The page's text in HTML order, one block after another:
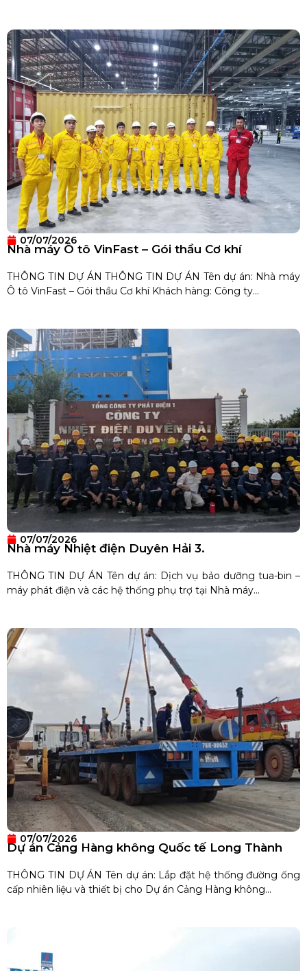
07/07/2026
Nhà máy Ô tô VinFast – Gói thầu Cơ khí
THÔNG TIN DỰ ÁN THÔNG TIN DỰ ÁN Tên dự án: Nhà máy
Ô tô VinFast – Gói thầu Cơ khí Khách hàng: Công ty...
07/07/2026
Nhà máy Nhiệt điện Duyên Hải 3.
THÔNG TIN DỰ ÁN Tên dự án: Dịch vụ bảo dưỡng tua-bin –
máy phát điện và các hệ thống phụ trợ tại Nhà máy...
07/07/2026
Dự án Cảng Hàng không Quốc tế Long Thành
THÔNG TIN DỰ ÁN Tên dự án: Lắp đặt hệ thống đường ống
cấp nhiên liệu và thiết bị cho Dự án Cảng Hàng không...